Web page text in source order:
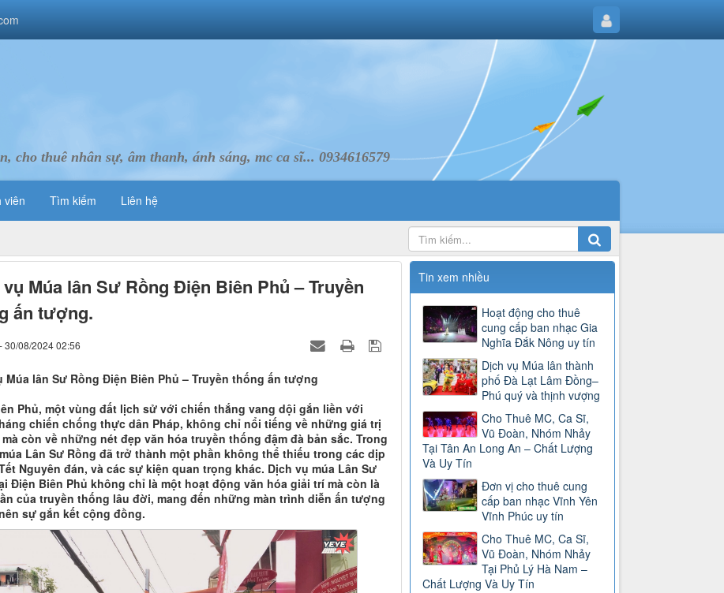
cho thuê nhân sự, âm thanh, ánh sáng, mc ca sĩ... 0934616579
viên Tìm kiếm Liên hệ
Múa lân Sư Rồng Điện Biên Phủ – Truyền
ấn tượng.
30/08/2024 02:56
Múa lân Sư Rồng Điện Biên Phủ – Truyền thống ấn tượng
Phủ, một vùng đất lịch sử với chiến thắng vang dội gắn liền với
chiến chống thực dân Pháp, không chỉ nổi tiếng về những giá trị
còn về những nét đẹp văn hóa truyền thống đậm đà bản sắc. Trong
Lân Sư Rồng đã trở thành một phần không thể thiếu trong các dịp
Nguyên đán, và các sự kiện quan trọng khác. Dịch vụ múa Lân Sư
Điện Biên Phủ không chỉ là một hoạt động văn hóa giải trí mà còn là
của truyền thống lâu đời, mang đến những màn trình diễn ấn tượng
sự gắn kết cộng đồng.
Tin xem nhiều
Hoạt động cho thuê
cung cấp ban nhạc Gia
Nghĩa Đắk Nông uy tín
Dịch vụ Múa lân thành
phố Đà Lạt Lâm Đồng–
Phú quý và thịnh vượng
Cho Thuê MC, Ca Sĩ,
Vũ Đoàn, Nhóm Nhảy
Tại Tân An Long An – Chất Lượng
Và Uy Tín
Đơn vị cho thuê cung
cấp ban nhạc Vĩnh Yên
Vĩnh Phúc uy tín
Cho Thuê MC, Ca Sĩ,
Vũ Đoàn, Nhóm Nhảy
Tại Phủ Lý Hà Nam –
Chất Lượng Và Uy Tín